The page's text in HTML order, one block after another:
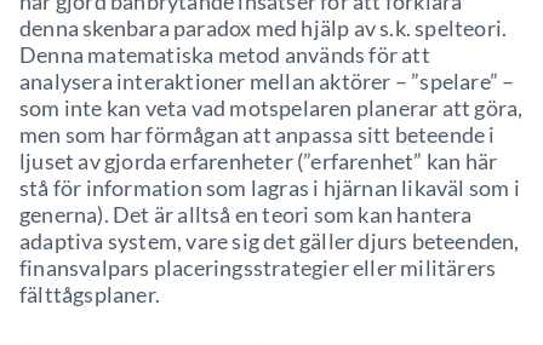
denna skenbara paradox med hjälp av s.k. spelteori.
Denna matematiska metod används för att
analysera interaktioner mellan aktörer – ”spelare” –
som inte kan veta vad motspelaren planerar att göra,
men som har förmågan att anpassa sitt beteende i
ljuset av gjorda erfarenheter (”erfarenhet” kan här
stå för information som lagras i hjärnan likaväl som i
generna). Det är alltså en teori som kan hantera
adaptiva system, vare sig det gäller djurs beteenden,
finansvalpars placeringsstrategier eller militärers
fälttågsplaner.